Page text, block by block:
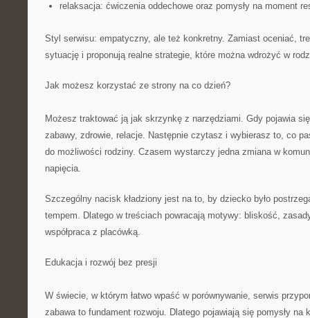
relaksacja: ćwiczenia oddechowe oraz pomysły na moment
Styl serwisu: empatyczny, ale też konkretny. Zamiast oceniać,
sytuację i proponują realne strategie, które można wdrożyć w
Jak możesz korzystać ze strony na co dzień?
Możesz traktować ją jak skrzynkę z narzędziami. Gdy pojawia
zabawy, zdrowie, relacje. Następnie czytasz i wybierasz to, co
do możliwości rodziny. Czasem wystarczy jedna zmiana w
napięcia.
Szczególny nacisk kładziony jest na to, by dziecko było
tempem. Dlatego w treściach powracają motywy: bliskość,
współpraca z placówką.
Edukacja i rozwój bez presji
W świecie, w którym łatwo wpaść w porównywanie, serwis
zabawa to fundament rozwoju. Dlatego pojawiają się pomysły na